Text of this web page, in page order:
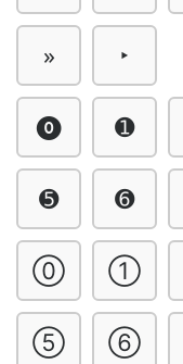
» ‣
⓿ ➊
➎ ➏
⓪ ①
⑤ ⑥